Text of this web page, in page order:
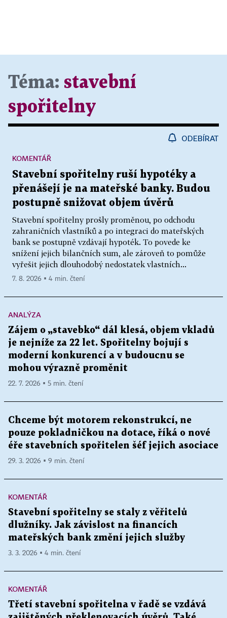
Téma: stavební
spořitelny
ODEBÍRAT
Stavební spořitelny ruší hypotéky a
přenášejí je na mateřské banky. Budou
postupně snižovat objem úvěrů
Stavební spořitelny prošly proměnou, po odchodu
zahraničních vlastníků a po integraci do mateřských
bank se postupně vzdávají hypoték. To povede ke
snížení jejich bilančních sum, ale zároveň to pomůže
vyřešit jejich dlouhodobý nedostatek vlastních...
KOMENTÁŘ
7. 8. 2026 ▪ 4 min. čtení
ANALÝZA
Zájem o „stavebko“ dál klesá, objem vkladů
je nejníže za 22 let. Spořitelny bojují s
moderní konkurencí a v budoucnu se
mohou výrazně proměnit
22. 7. 2026 ▪ 5 min. čtení
Chceme být motorem rekonstrukcí, ne
pouze pokladničkou na dotace, říká o nové
éře stavebních spořitelen šéf jejich asociace
29. 3. 2026 ▪ 9 min. čtení
KOMENTÁŘ
Stavební spořitelny se staly z věřitelů
dlužníky. Jak závislost na financích
mateřských bank změní jejich služby
3. 3. 2026 ▪ 4 min. čtení
KOMENTÁŘ
Třetí stavební spořitelna v řadě se vzdává